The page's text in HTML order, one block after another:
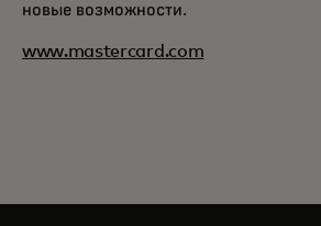
новые возможности.
www.mastercard.com